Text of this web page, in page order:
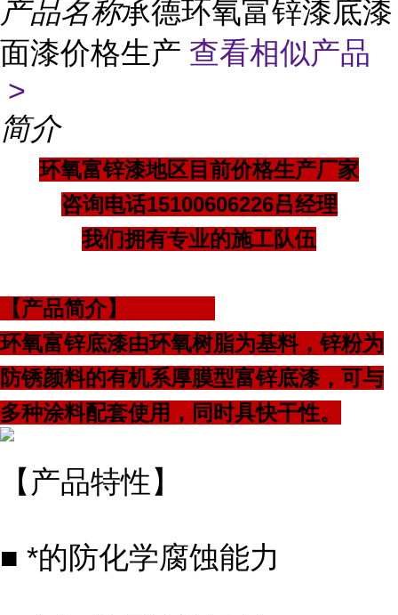
产品名称承德环氧富锌漆底漆
面漆价格生产 查看相似产品
>
简介
环氧富锌漆地区目前价格生产厂家
咨询电话15100606226吕经理
我们拥有专业的施工队伍
【产品简介】
环氧富锌底漆由环氧树脂为基料，锌粉为
防锈颜料的有机系厚膜型富锌底漆，可与
多种涂料配套使用，同时具快干性。
【产品特性】
■ *的防化学腐蚀能力